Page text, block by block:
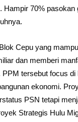
Hampir 70% pasokan
Cepu yang
dan memberi
tersebut focus di
ekonomi.
PSN tetapi
Strategis Hulu